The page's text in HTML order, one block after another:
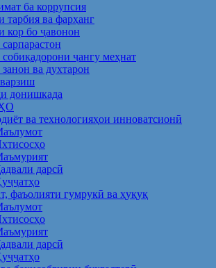
ба коррупсия
тарбия ва фарҳанг
кор бо ҷавонон
ҷангу меҳнат
ва духтарон
донишкада
ва технологияҳои инноватсионӣ
дарсӣ
фаъолияти гумрукӣ ва ҳуқуқ
дарсӣ